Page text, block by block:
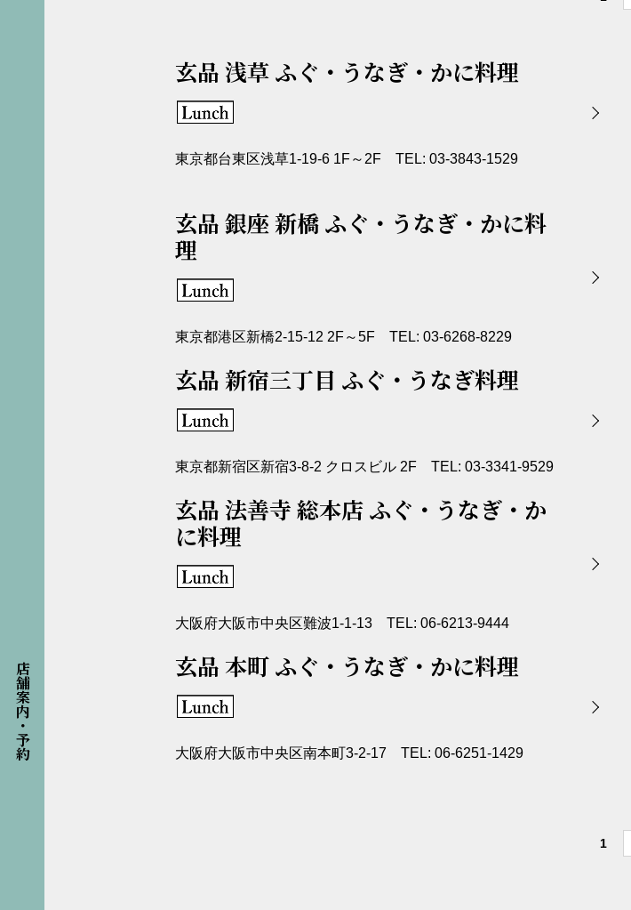
店舗案内・予約
玄品 浅草 ふぐ・うなぎ・かに料理
東京都台東区浅草1-19-6 1F～2F TEL: 03-3843-1529
玄品 銀座 新橋 ふぐ・うなぎ・かに料
理
東京都港区新橋2-15-12 2F～5F TEL: 03-6268-8229
玄品 新宿三丁目 ふぐ・うなぎ料理
東京都新宿区新宿3-8-2 クロスビル 2F TEL: 03-3341-9529
玄品 法善寺 総本店 ふぐ・うなぎ・か
に料理
大阪府大阪市中央区難波1-1-13 TEL: 06-6213-9444
玄品 本町 ふぐ・うなぎ・かに料理
大阪府大阪市中央区南本町3-2-17 TEL: 06-6251-1429
1